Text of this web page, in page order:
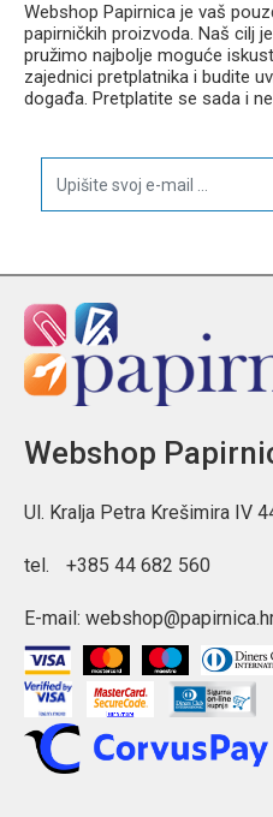
Webshop Papirnica je vaš
papirničkih proizvoda. Naš cilj
pružimo najbolje moguće
zajednici pretplatnika i budite
događa. Pretplatite se sada i
Webshop
Ul. Kralja Petra Krešimira IV
tel. +385 44 682 560
E-mail: